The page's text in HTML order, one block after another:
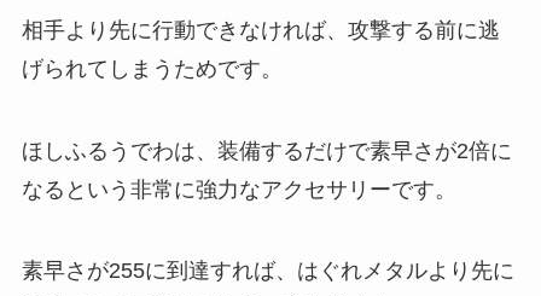
相手より先に行動できなければ、攻撃する前に逃
げられてしまうためです。
ほしふるうでわは、装備するだけで素早さが2倍に
なるという非常に強力なアクセサリーです。
素早さが255に到達すれば、はぐれメタルより先に